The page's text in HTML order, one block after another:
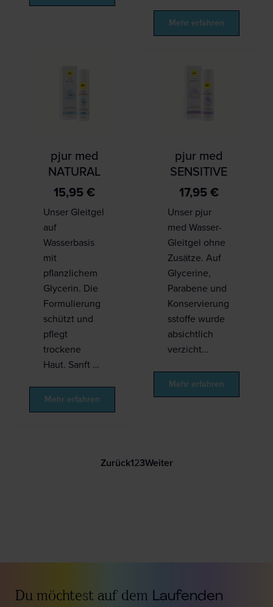
Mehr erfahren
pjur med
NATURAL
15,95 €
Unser Gleitgel
auf
Wasserbasis
mit
pflanzlichem
Glycerin. Die
Formulierung
schützt und
pflegt
trockene
Haut. Sanft …
Mehr erfahren
pjur med
SENSITIVE
17,95 €
Unser pjur
med Wasser-
Gleitgel ohne
Zusätze. Auf
Glycerine,
Parabene und
Konservierung
sstoffe wurde
absichtlich
verzicht…
Mehr erfahren
Zurück1 23Weiter
Du möchtest auf dem Laufenden